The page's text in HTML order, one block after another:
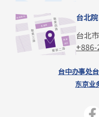
台北院
台北
台中办事处
东京业